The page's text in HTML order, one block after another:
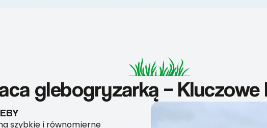
glebogryzarką –
szybkie i równomierne